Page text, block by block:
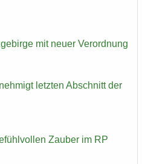
mit neuer Ver­ord­nung
letz­ten Ab­schnitt der
Zau­ber im RP